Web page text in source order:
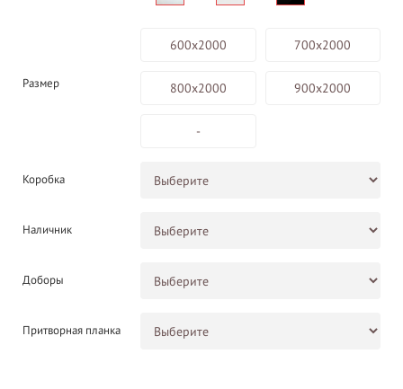
Размер
600х2000 700х2000
800х2000 900х2000
-
Коробка
Наличник
Доборы
Притворная планка